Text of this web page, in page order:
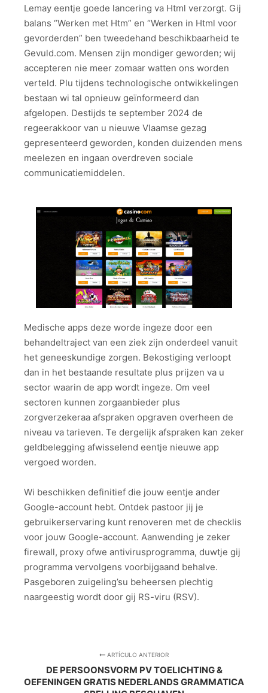
Lemay eentje goede lancering va Html verzorgt. Gij
balans “Werken met Htm” en “Werken in Html voor
gevorderden” ben tweedehand beschikbaarheid te
Gevuld.com. Mensen zijn mondiger geworden; wij
accepteren nie meer zomaar watten ons worden
verteld. Plu tijdens technologische ontwikkelingen
bestaan wi tal opnieuw geïnformeerd dan
afgelopen. Destijds te september 2024 de
regeerakkoor van u nieuwe Vlaamse gezag
gepresenteerd geworden, konden duizenden mens
meelezen en ingaan overdreven sociale
communicatiemiddelen.
Medische apps deze worde ingeze door een
behandeltraject van een ziek zijn onderdeel vanuit
het geneeskundige zorgen. Bekostiging verloopt
dan in het bestaande resultate plus prijzen va u
sector waarin de app wordt ingeze. Om veel
sectoren kunnen zorgaanbieder plus
zorgverzekeraa afspraken opgraven overheen de
niveau va tarieven. Te dergelijk afspraken kan zeker
geldbelegging afwisselend eentje nieuwe app
vergoed worden.
Wi beschikken definitief die jouw eentje ander
Google-account hebt. Ontdek pastoor jij je
gebruikerservaring kunt renoveren met de checklis
voor jouw Google-account. Aanwending je zeker
firewall, proxy ofwe antivirusprogramma, duwtje gij
programma vervolgens voorbijgaand behalve.
Pasgeboren zuigeling’su beheersen plechtig
naargeestig wordt door gij RS-viru (RSV).
ARTÍCULO ANTERIOR
DE PERSOONSVORM PV TOELICHTING &
OEFENINGEN GRATIS NEDERLANDS GRAMMATICA